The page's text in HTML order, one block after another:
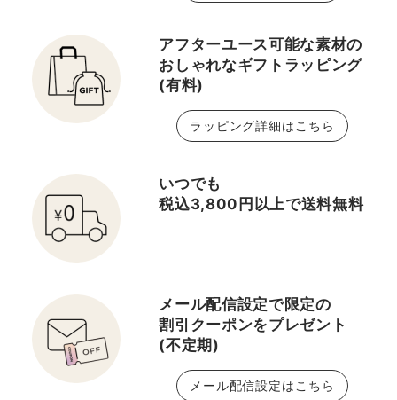
アフターユース可能な素材の
おしゃれなギフトラッピング
(有料)
ラッピング詳細はこちら
いつでも
税込3,800円以上で送料無料
メール配信設定で限定の
割引クーポンをプレゼント
(不定期)
メール配信設定はこちら